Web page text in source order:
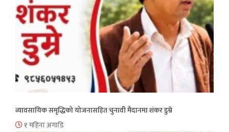
व्यावसायिक समृद्धिको योजनासहित चुनावी मैदानमा शंकर डुम्रे
१ महिना अगाडि